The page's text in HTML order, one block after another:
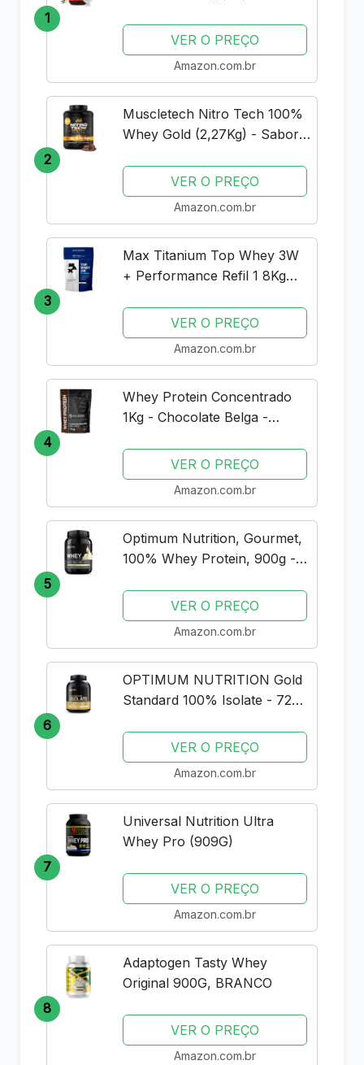
1
VER O PREÇO
Amazon.com.br
2
Muscletech Nitro Tech 100%
Whey Gold (2,27Kg) - Sabor
Muscle TechVER O PREÇO
Amazon.com.br
3
Max Titanium Top Whey 3W
+ Performance Refil 1 8Kg
VER O PREÇO
Amazon.com.br
4
Whey Protein Concentrado
1Kg - Chocolate Belga -
VER O PREÇO
Amazon.com.br
5
Optimum Nutrition, Gourmet,
100% Whey Protein, 900g -
VER O PREÇO
Amazon.com.br
6
OPTIMUM NUTRITION Gold
Standard 100% Isolate - 720g
VER O PREÇO
Amazon.com.br
7
Universal Nutrition Ultra
Whey Pro (909G)
VER O PREÇO
Amazon.com.br
8
Adaptogen Tasty Whey
Original 900G, BRANCO
VER O PREÇO
Amazon.com.br